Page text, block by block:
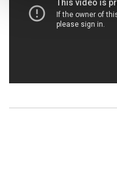
analisar dados de
parceiros e